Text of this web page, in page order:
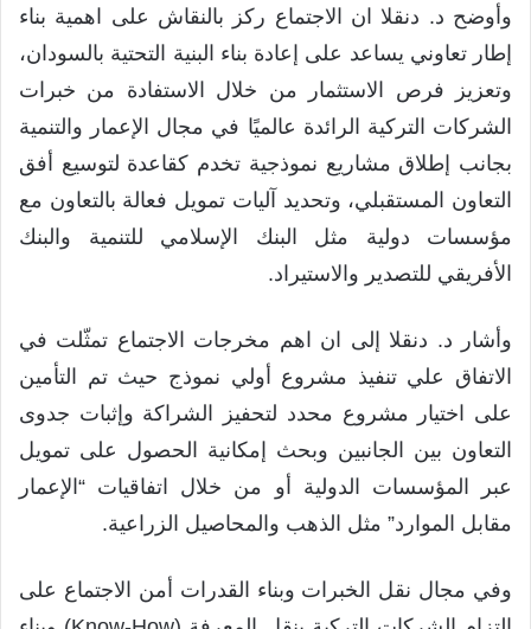
وأوضح د. دنقلا ان الاجتماع ركز بالنقاش على اهمية بناء
إطار تعاوني يساعد على إعادة بناء البنية التحتية بالسودان،
وتعزيز فرص الاستثمار من خلال الاستفادة من خبرات
الشركات التركية الرائدة عالميًا في مجال الإعمار والتنمية
بجانب إطلاق مشاريع نموذجية تخدم كقاعدة لتوسيع أفق
التعاون المستقبلي، وتحديد آليات تمويل فعالة بالتعاون مع
مؤسسات دولية مثل البنك الإسلامي للتنمية والبنك
الأفريقي للتصدير والاستيراد.
وأشار د. دنقلا إلى ان اهم مخرجات الاجتماع تمثّلت في
الاتفاق علي تنفيذ مشروع أولي نموذج حيث تم التأمين
على اختيار مشروع محدد لتحفيز الشراكة وإثبات جدوى
التعاون بين الجانبين وبحث إمكانية الحصول على تمويل
عبر المؤسسات الدولية أو من خلال اتفاقيات “الإعمار
مقابل الموارد” مثل الذهب والمحاصيل الزراعية.
وفي مجال نقل الخبرات وبناء القدرات أمن الاجتماع على